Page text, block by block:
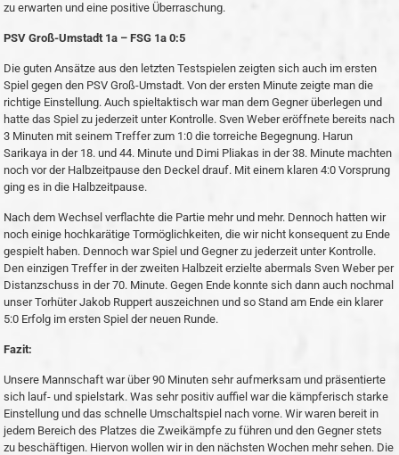
zu erwarten und eine positive Überraschung.
PSV Groß-Umstadt 1a – FSG 1a 0:5
Die guten Ansätze aus den letzten Testspielen zeigten sich auch im ersten
Spiel gegen den PSV Groß-Umstadt. Von der ersten Minute zeigte man die
richtige Einstellung. Auch spieltaktisch war man dem Gegner überlegen und
hatte das Spiel zu jederzeit unter Kontrolle. Sven Weber eröffnete bereits nach
3 Minuten mit seinem Treffer zum 1:0 die torreiche Begegnung. Harun
Sarikaya in der 18. und 44. Minute und Dimi Pliakas in der 38. Minute machten
noch vor der Halbzeitpause den Deckel drauf. Mit einem klaren 4:0 Vorsprung
ging es in die Halbzeitpause.
Nach dem Wechsel verflachte die Partie mehr und mehr. Dennoch hatten wir
noch einige hochkarätige Tormöglichkeiten, die wir nicht konsequent zu Ende
gespielt haben. Dennoch war Spiel und Gegner zu jederzeit unter Kontrolle.
Den einzigen Treffer in der zweiten Halbzeit erzielte abermals Sven Weber per
Distanzschuss in der 70. Minute. Gegen Ende konnte sich dann auch nochmal
unser Torhüter Jakob Ruppert auszeichnen und so Stand am Ende ein klarer
5:0 Erfolg im ersten Spiel der neuen Runde.
Fazit:
Unsere Mannschaft war über 90 Minuten sehr aufmerksam und präsentierte
sich lauf- und spielstark. Was sehr positiv auffiel war die kämpferisch starke
Einstellung und das schnelle Umschaltspiel nach vorne. Wir waren bereit in
jedem Bereich des Platzes die Zweikämpfe zu führen und den Gegner stets
zu beschäftigen. Hiervon wollen wir in den nächsten Wochen mehr sehen. Die